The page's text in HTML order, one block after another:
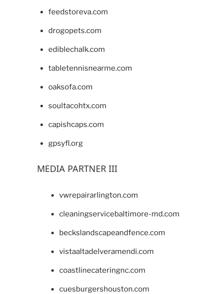
feedstoreva.com
drogopets.com
ediblechalk.com
tabletennisnearme.com
oaksofa.com
soultacohtx.com
capishcaps.com
gpsyfl.org
MEDIA PARTNER III
vwrepairarlington.com
cleaningservicebaltimore-md.com
beckslandscapeandfence.com
vistaaltadelveramendi.com
coastlinecateringnc.com
cuesburgershouston.com